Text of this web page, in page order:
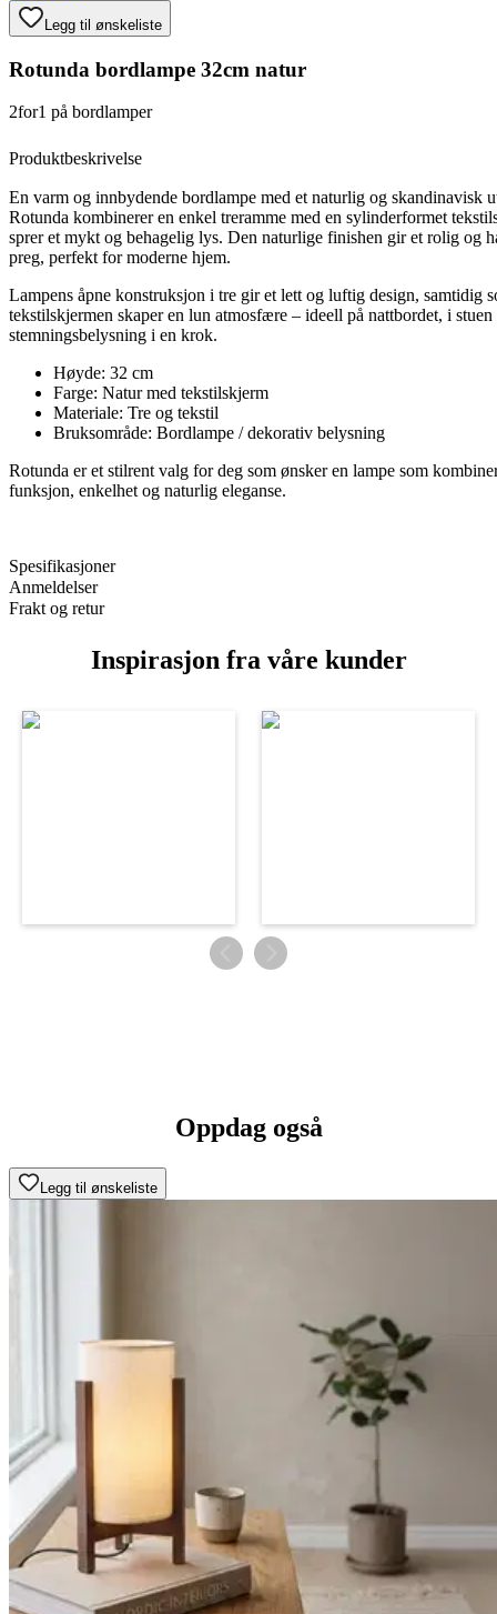
Legg til ønskeliste
Rotunda bordlampe 32cm natur
2for1 på bordlamper
Produktbeskrivelse
En varm og innbydende bordlampe med et naturlig og skandinavisk
Rotunda kombinerer en enkel treramme med en sylinderformet
sprer et mykt og behagelig lys. Den naturlige finishen gir et rolig og
preg, perfekt for moderne hjem.
Lampens åpne konstruksjon i tre gir et lett og luftig design, samtidig
tekstilskjermen skaper en lun atmosfære – ideell på nattbordet, i stuen
stemningsbelysning i en krok.
Høyde: 32 cm
Farge: Natur med tekstilskjerm
Materiale: Tre og tekstil
Bruksområde: Bordlampe / dekorativ belysning
Rotunda er et stilrent valg for deg som ønsker en lampe som
funksjon, enkelhet og naturlig eleganse.
Spesifikasjoner
Anmeldelser
Frakt og retur
Inspirasjon fra våre kunder
Oppdag også
Legg til ønskeliste